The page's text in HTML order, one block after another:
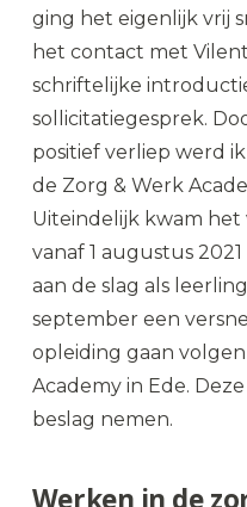
ging het eigenlijk vrij
het contact met
schriftelijke
sollicitatiegesprek.
positief verliep werd
de Zorg & Werk
Uiteindelijk kwam het
vanaf 1 augustus
aan de slag als
september een
opleiding gaan
Academy in Ede.
beslag nemen.
Werken in de